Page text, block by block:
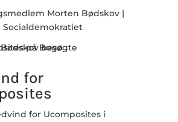
Morten Bødskov |
Socialdemokratiet​
for
for Ucomposites i